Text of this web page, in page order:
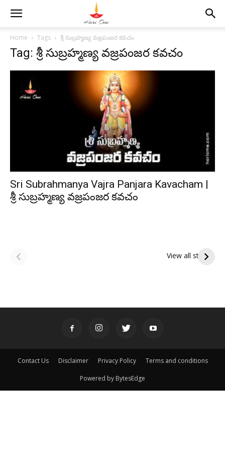
Home Tags శ్రీ సుబ్రహ్మణ్య వజ్రపంజర కవచం
Tag: శ్రీ సుబ్రహ్మణ్య వజ్రపంజర కవచం
Sri Subrahmanya Vajra Panjara Kavacham |
శ్రీ సుబ్రహ్మణ్య వజ్రపంజర కవచం
View all stories
పితృదేవతల ఆశీర్వాదం
ఇంద్రకీలాద్రి గిరి ప్రదక్షిణ
Contact Us Disclaimer Privacy Policy Terms and conditions
Powered by BytesEdge